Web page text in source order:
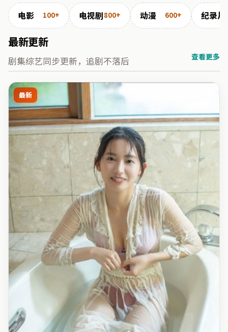
电影 100+ 电视剧800+ 动漫 600+ 纪录片
最新更新
剧集综艺同步更新，追剧不落后 查看更多
最新